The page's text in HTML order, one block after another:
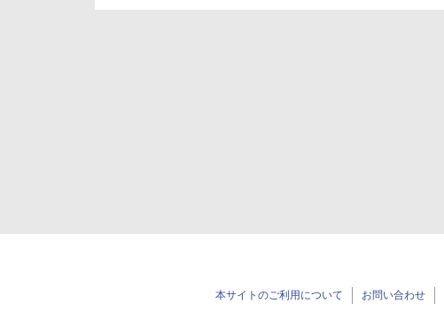
本サイトのご利用について お問い合わせ